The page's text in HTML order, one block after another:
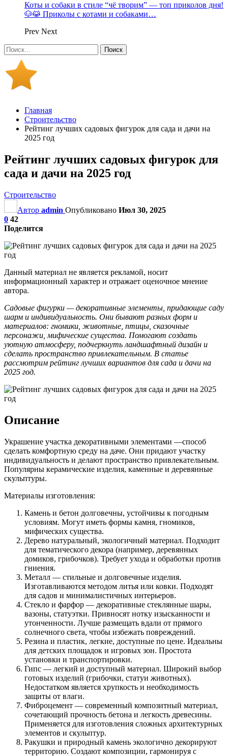
Коты и собаки в стиле “чё творим” — топ приколов дня!
🐶😹 Приколы с котами и собаками…
Prev Next
Главная
Строительство
Рейтинг лучших садовых фигурок для сада и дачи на
2025 год
Рейтинг лучших садовых фигурок для
сада и дачи на 2025 год
Строительство
Автор admin Опубликовано Июл 30, 2025
0 42
Поделится
Данный материал не является рекламой, носит
информационный характер и отражает оценочное мнение
автора.
Садовые фигурки — декоративные элементы, придающие саду
шарм и индивидуальность. Они бывают разных форм и
материалов: гномики, животные, птицы, сказочные
персонажи, мифические существа. Помогают создать
уютную атмосферу, подчеркнуть ландшафтный дизайн и
сделать пространство привлекательным. В статье
рассмотрим рейтинг лучших вариантов для сада и дачи на
2025 год.
Описание
Украшение участка декоративными элементами —способ
сделать комфортную среду на даче. Они придают участку
индивидуальность и делают пространство привлекательным.
Популярны керамические изделия, каменные и деревянные
скульптуры.
Материалы изготовления:
Камень и бетон долговечны, устойчивы к погодным
условиям. Могут иметь формы камня, гномиков,
мифических существа.
Дерево натуральный, экологичный материал. Подходит
для тематического декора (например, деревянных
домиков, грибочков). Требует ухода и обработки против
гниения.
Металл — стильные и долговечные изделия.
Изготавливаются методом литья или ковки. Подходят
для садов и минималистичных интерьеров.
Стекло и фарфор — декоративные стеклянные шары,
вазоны, статуэтки. Привносят нотку изысканности и
утонченности. Лучше размещать вдали от прямого
солнечного света, чтобы избежать повреждений.
Резина и пластик, легкие, доступные по цене. Идеальны
для детских площадок и игровых зон. Простота
установки и транспортировки.
Гипс — легкий и доступный материал. Широкий выбор
готовых изделий (грибочки, статуи животных).
Недостатком является хрупкость и необходимость
защиты от влаги.
Фиброцемент — современный композитный материал,
сочетающий прочность бетона и легкость древесины.
Применяется для изготовления сложных архитектурных
элементов и скульптур.
Ракушки и природный камень экологично декорируют
территорию. Создают композиции, гармонируя с